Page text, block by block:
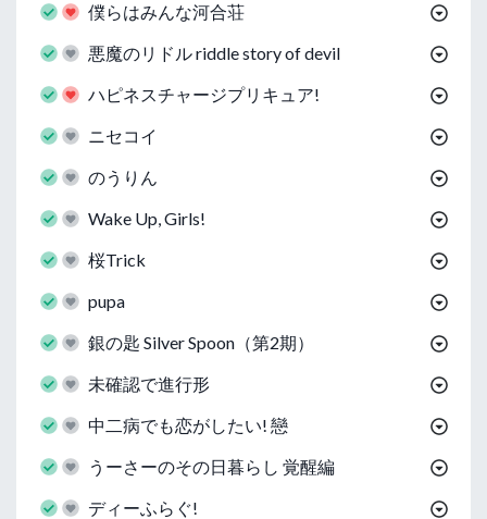
僕らはみんな河合荘
悪魔のリドル riddle story of devil
ハピネスチャージプリキュア!
ニセコイ
のうりん
Wake Up, Girls!
桜Trick
pupa
銀の匙 Silver Spoon（第2期）
未確認で進行形
中二病でも恋がしたい! 戀
うーさーのその日暮らし 覚醒編
ディーふらぐ!